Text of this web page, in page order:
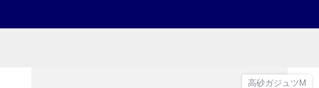
高砂ガジュツM